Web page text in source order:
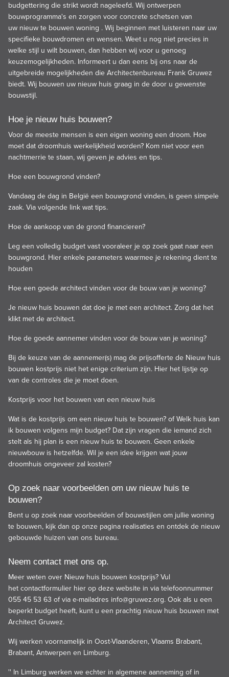
budgettering die strikt wordt nageleefd. Wij ontwerpen
bouwprogramma's en zorgen voor concrete schetsen van
uw nieuw te bouwen woning . Wij beginnen met luisteren naar uw
specifieke bouwdromen en wensen. Weet u nog niet precies in
welke stijl u wilt bouwen, dan hebben wij voor u genoeg
keuzemogelijkheden. Informeert u dan eens bij ons naar de
uitgebreide mogelijkheden die Architectenbureau Frank Gruwez
biedt. Wij bouwen uw nieuw huis graag in de door u gewenste
bouwstijl.
Hoe je nieuw huis bouwen?
Voor de meeste mensen is een eigen woning een droom. Hoe
moet dat droomhuis werkelijkheid worden? Kom niet voor een
nachtmerrie te staan, wij geven je advies en tips.
Hoe een bouwgrond vinden?
Vandaag de dag in België een bouwgrond vinden, is geen simpele
zaak. Via volgende link wat tips.
Hoe de aankoop van de grond financieren?
Leg een volledig budget vast vooraleer je op zoek gaat naar een
bouwgrond. Hier enkele parameters waarmee je rekening dient te
houden
Hoe een goede architect vinden voor de bouw van je woning?
Je nieuw huis bouwen dat doe je met een architect. Zorg dat het
klikt met de architect.
Hoe de goede aannemer vinden voor de bouw van je woning?
Bij de keuze van de aannemer(s) mag de prijsofferte de Nieuw huis
bouwen kostprijs niet het enige criterium zijn. Hier het lijstje op
van de controles die je moet doen.
Kostprijs voor het bouwen van een nieuw huis
Wat is de kostprijs om een nieuw huis te bouwen? of Welk huis kan
ik bouwen volgens mijn budget? Dat zijn vragen die iemand zich
stelt als hij plan is een nieuw huis te bouwen. Geen enkele
nieuwbouw is hetzelfde. Wil je een idee krijgen wat jouw
droomhuis ongeveer zal kosten?
Op zoek naar voorbeelden om uw nieuw huis te
bouwen?
Bent u op zoek naar voorbeelden of bouwstijlen om jullie woning
te bouwen, kijk dan op onze pagina realisaties en ontdek de nieuw
gebouwde huizen van ons bureau.
Neem contact met ons op.
Meer weten over Nieuw huis bouwen kostprijs? Vul
het contactformulier hier op deze website in via telefoonnummer
055 45 53 63 of via e-mailadres info@gruwez.org. Ook als u een
beperkt budget heeft, kunt u een prachtig nieuw huis bouwen met
Architect Gruwez.
Wij werken voornamelijk in Oost-Vlaanderen, Vlaams Brabant,
Brabant, Antwerpen en Limburg.
'' In Limburg werken we echter in algemene aanneming of in